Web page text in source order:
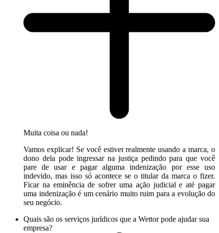
Muita coisa ou nada!
Vamos explicar! Se você estiver realmente usando a marca, o
dono dela pode ingressar na justiça pedindo para que você
pare de usar e pagar alguma indenização por esse uso
indevido, mas isso só acontece se o titular da marca o fizer.
Ficar na eminência de sofrer uma ação judicial e até pagar
uma indenização é um cenário muito ruim para a evolução do
seu negócio.
Quais são os serviços jurídicos que a Wettor pode ajudar sua
empresa?